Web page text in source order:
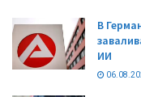
В
ИИ